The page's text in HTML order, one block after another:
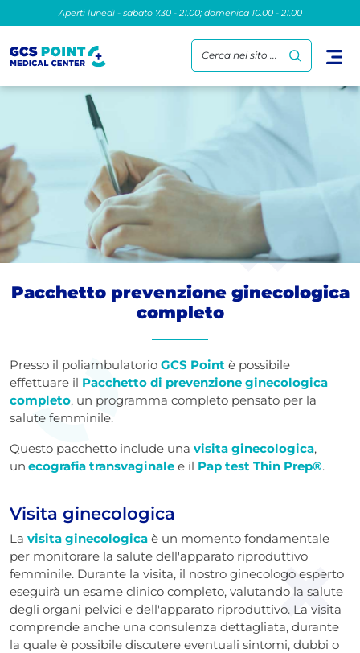
Aperti lunedì - sabato 7.30 - 21.00; domenica 10.00 - 21.00
Cerca nel sito ...
Pacchetto prevenzione ginecologica
completo
Presso il poliambulatorio GCS Point è possibile
effettuare il Pacchetto di prevenzione ginecologica
completo, un programma completo pensato per la
salute femminile.
Questo pacchetto include una visita ginecologica,
un'ecografia transvaginale e il Pap test Thin Prep®.
Visita ginecologica
La visita ginecologica è un momento fondamentale
per monitorare la salute dell'apparato riproduttivo
femminile. Durante la visita, il nostro ginecologo esperto
eseguirà un esame clinico completo, valutando la salute
degli organi pelvici e dell'apparato riproduttivo. La visita
comprende anche una consulenza dettagliata, durante
la quale è possibile discutere eventuali sintomi, dubbi o